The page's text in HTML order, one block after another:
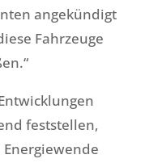
angekündigt
Fahrzeuge
feststellen,
Energiewende